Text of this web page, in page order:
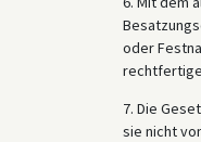
oder
7. Die
sie nicht